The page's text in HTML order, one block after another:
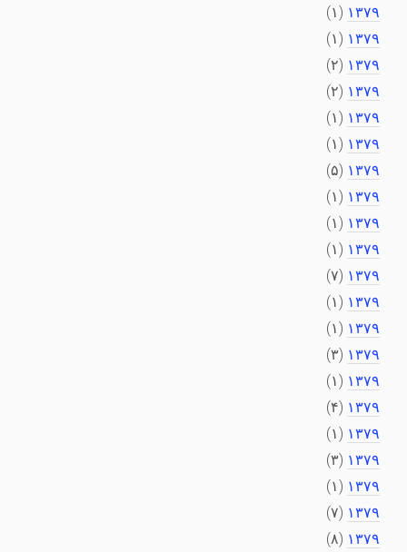
۱۳۷۹ (۱)
۱۳۷۹ (۱)
۱۳۷۹ (۲)
۱۳۷۹ (۲)
۱۳۷۹ (۱)
۱۳۷۹ (۱)
۱۳۷۹ (۵)
۱۳۷۹ (۱)
۱۳۷۹ (۱)
۱۳۷۹ (۱)
۱۳۷۹ (۷)
۱۳۷۹ (۱)
۱۳۷۹ (۱)
۱۳۷۹ (۳)
۱۳۷۹ (۱)
۱۳۷۹ (۴)
۱۳۷۹ (۱)
۱۳۷۹ (۳)
۱۳۷۹ (۱)
۱۳۷۹ (۷)
۱۳۷۹ (۸)